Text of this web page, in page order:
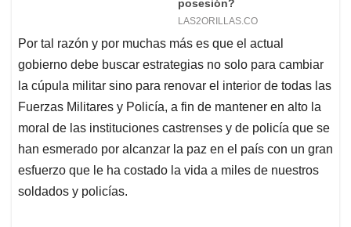
Por tal razón y por muchas más es que el actual
gobierno debe buscar estrategias no solo para cambiar
la cúpula militar sino para renovar el interior de todas las
Fuerzas Militares y Policía, a fin de mantener en alto la
moral de las instituciones castrenses y de policía que se
han esmerado por alcanzar la paz en el país con un gran
esfuerzo que le ha costado la vida a miles de nuestros
soldados y policías.